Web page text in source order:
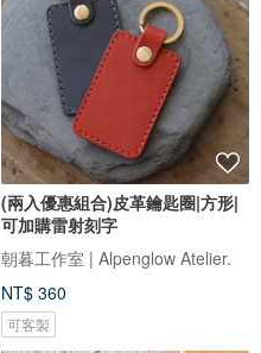
(兩入優惠組合)皮革鑰匙圈|方形|
可加購雷射刻字
朝暮工作室 | Alpenglow Atelier.
NT$ 360
可客製